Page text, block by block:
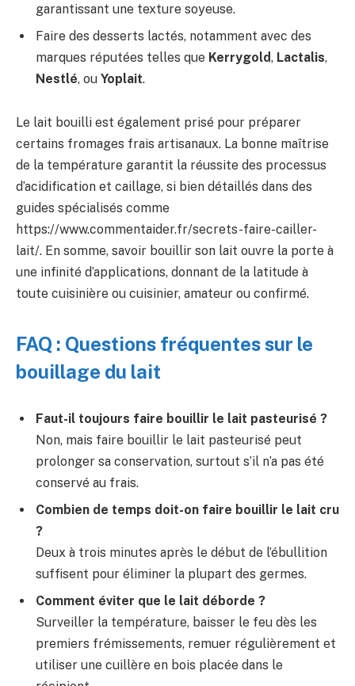
garantissant une texture soyeuse.
Faire des desserts lactés, notamment avec des
marques réputées telles que Kerrygold, Lactalis,
Nestlé, ou Yoplait.
Le lait bouilli est également prisé pour préparer
certains fromages frais artisanaux. La bonne maîtrise
de la température garantit la réussite des processus
d’acidification et caillage, si bien détaillés dans des
guides spécialisés comme
https://www.commentaider.fr/secrets-faire-cailler-
lait/. En somme, savoir bouillir son lait ouvre la porte à
une infinité d’applications, donnant de la latitude à
toute cuisinière ou cuisinier, amateur ou confirmé.
FAQ : Questions fréquentes sur le
bouillage du lait
Faut-il toujours faire bouillir le lait pasteurisé ?
Non, mais faire bouillir le lait pasteurisé peut
prolonger sa conservation, surtout s’il n’a pas été
conservé au frais.
Combien de temps doit-on faire bouillir le lait cru
?
Deux à trois minutes après le début de l’ébullition
suffisent pour éliminer la plupart des germes.
Comment éviter que le lait déborde ?
Surveiller la température, baisser le feu dès les
premiers frémissements, remuer régulièrement et
utiliser une cuillère en bois placée dans le